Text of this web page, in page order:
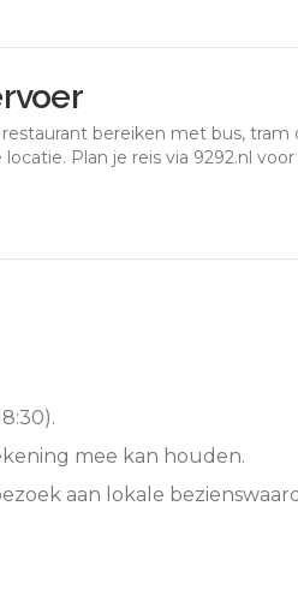
bereiken met bus, tram
Plan je reis via 9292.nl voor
mee kan houden.
aan lokale